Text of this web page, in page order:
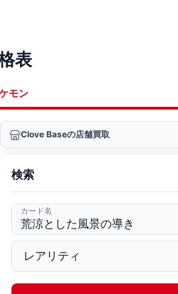
表
モン
Clove Baseの店舗買取
検索
カード名